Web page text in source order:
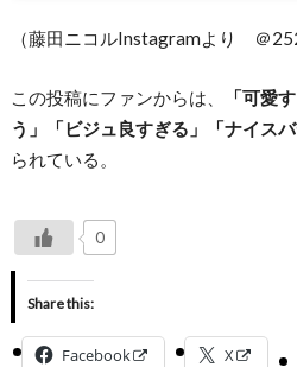
（藤田ニコルInstagramより ＠
この投稿にファンからは、
「可愛
う」「ビジュ良すぎる」「ナイスバ
られている。
0
Share this:
Facebook X